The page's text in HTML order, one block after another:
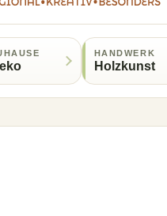
HANDWERK
Holzkunst